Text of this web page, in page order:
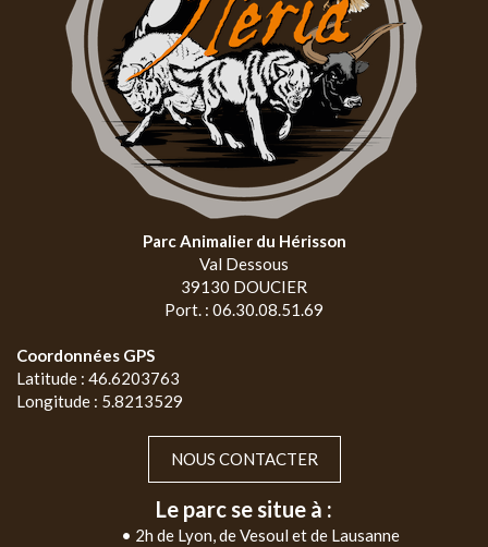
Parc Animalier du Hérisson
Val Dessous
39130 DOUCIER
Port. : 06.30.08.51.69
Coordonnées GPS
Latitude : 46.6203763
Longitude : 5.8213529
NOUS CONTACTER
Le parc se situe à :
• 2h de Lyon, de Vesoul et de Lausanne